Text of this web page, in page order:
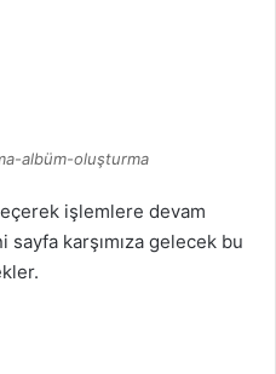
albüm-oluşturma
işlemlere devam
sayfa karşımıza gelecek bu